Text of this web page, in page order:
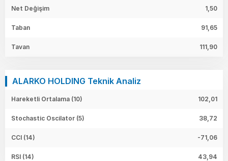
Net Değişim 1,50
Taban 91,65
Tavan 111,90
ALARKO HOLDING Teknik Analiz
Hareketli Ortalama (10) 102,01
Stochastic Oscilator (5) 38,72
CCI (14) -71,06
RSI (14) 43,94